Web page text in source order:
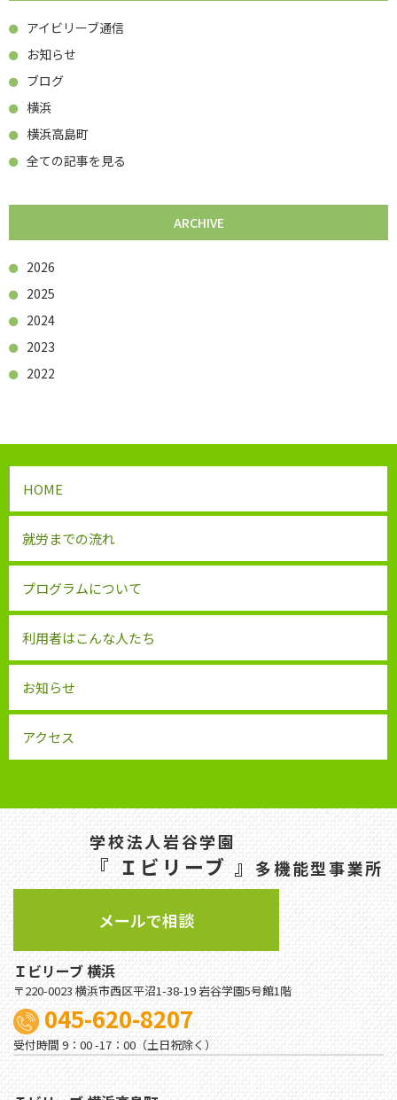
アイビリーブ通信
お知らせ
ブログ
横浜
横浜高島町
全ての記事を見る
ARCHIVE
2026
2025
2024
2023
2022
HOME
就労までの流れ
プログラムについて
利用者はこんな人たち
お知らせ
アクセス
学校法人岩谷学園
『 Ｉビリーブ 』多機能型事業所
メールで相談
Ｉビリーブ 横浜
〒220-0023 横浜市西区平沼1-38-19 岩谷学園5号館1階
045-620-8207
受付時間 9：00 -17：00（土日祝除く）